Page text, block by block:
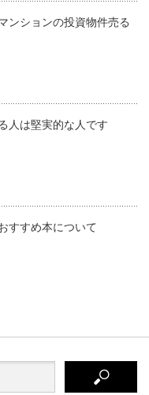
ンションの投資物件売る
人は堅実的な人です
すすめ本について